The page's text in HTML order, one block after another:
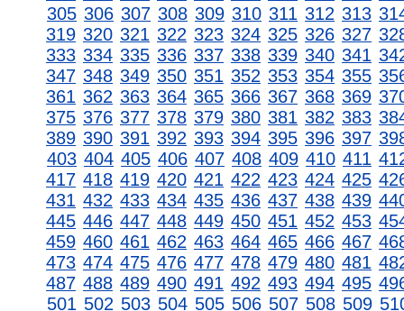
305 306 307 308 309 310 311 312 313
319 320 321 322 323 324 325 326 327
333 334 335 336 337 338 339 340 341
347 348 349 350 351 352 353 354 355
361 362 363 364 365 366 367 368 369
375 376 377 378 379 380 381 382 383
389 390 391 392 393 394 395 396 397
403 404 405 406 407 408 409 410 411
417 418 419 420 421 422 423 424 425
431 432 433 434 435 436 437 438 439
445 446 447 448 449 450 451 452 453
459 460 461 462 463 464 465 466 467
473 474 475 476 477 478 479 480 481
487 488 489 490 491 492 493 494 495
501 502 503 504 505 506 507 508 509